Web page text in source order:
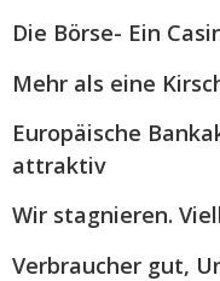
Die Börse- Ein
Mehr als eine
Europäische
attraktiv
Wir stagnieren.
Verbraucher gut,